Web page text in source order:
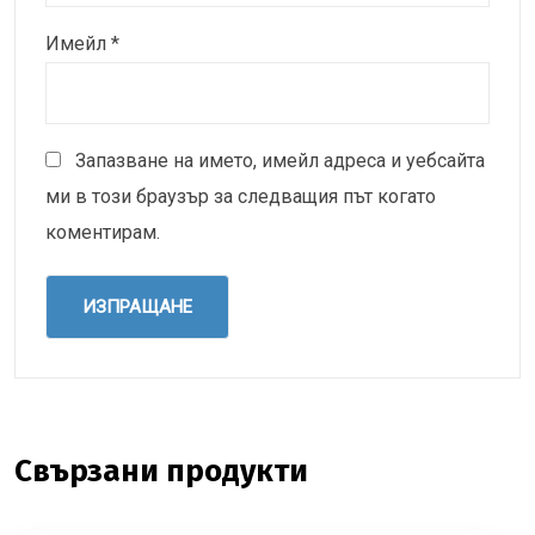
Имейл *
Запазване на името, имейл адреса и уебсайта
ми в този браузър за следващия път когато
коментирам.
Свързани продукти